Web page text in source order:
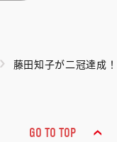
藤田知子が二冠達成
GO TO TOP